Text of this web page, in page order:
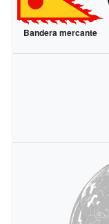
Bandera mercante